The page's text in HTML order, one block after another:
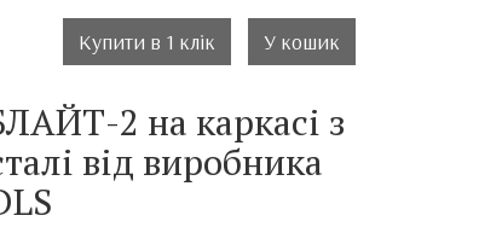
Купити в 1 клік У кошик
2 на каркасі з
від виробника